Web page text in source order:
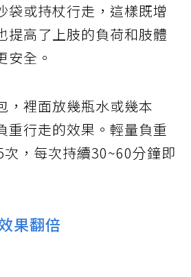
袋或持杖行走，這樣既增
提高了上肢的負荷和肢體
安全。
，裡面放幾瓶水或幾本
重行走的效果。輕量負重
，每次持續30~60分鐘即
果翻倍